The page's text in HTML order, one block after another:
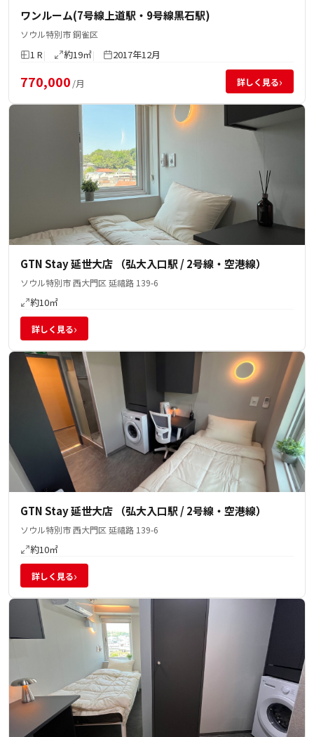
ワンルーム(7号線上道駅・9号線黒石駅)
ソウル特別市 銅雀区
1 R 約19㎡ 2017年12月
770,000 /月 詳しく見る›
GTN Stay 延世大店 （弘大入口駅 / 2号線・空港線）
ソウル特別市 西大門区 延禧路 139-6
約10㎡
詳しく見る›
GTN Stay 延世大店 （弘大入口駅 / 2号線・空港線）
ソウル特別市 西大門区 延禧路 139-6
約10㎡
詳しく見る›